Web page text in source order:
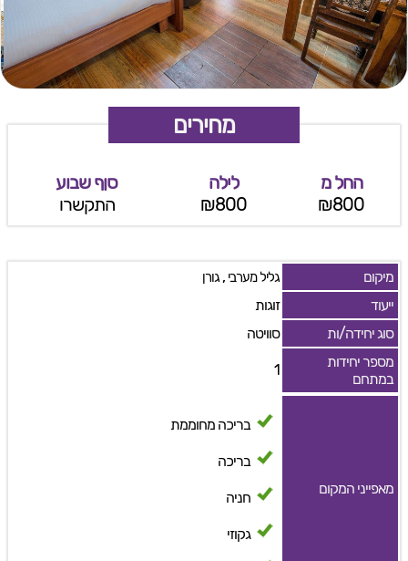
מחירים
החל מ
₪800
לילה
₪800
סןף שבוע
התקשרו
מיקום גליל מערבי, גורן
ייעוד
זוגות
סוג יחידה/ות
סוויטה
מספר יחידות
במתחם
1
מאפייני המקום
בריכה מחוממת
בריכה
חניה
גקוזי